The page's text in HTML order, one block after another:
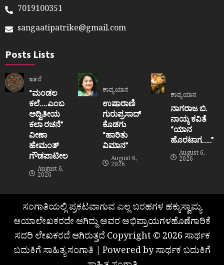
7019100351
sangaatipatrike@gmail.com
Posts Lists
ಇತರೆ
“ಮಂಡಲ
ಕಲೆ….ಎಂಬ
ಅದ್ವಿತೀಯ
ಕಲಾ ರಚನೆ”‌
ವೀಣಾ
ಹೇಮಂತ್‌
ಗೌಡಪಾಟೀಲ
August 6,
2026
ಕಾವ್ಯಯಾನ
ಉಷಾರಾಣಿ
ಗುರುಪ್ರಸಾದ್
ಕೊಡಗು
“ಹಾರಿತು
ವಿಮಾನ”
August 6,
2026
ಕಾವ್ಯಯಾನ
ನಾಗರಾಜ ಬಿ.
ನಾಯ್ಕ ಕವಿತೆ
“ಯಾನ
ಹೊರಟಾಗ…..”
August 6,
2026
ಸಂಗಾತಿಯಲ್ಲಿ ಪ್ರಕಟವಾಗುವ ಎಲ್ಲ ಬರಹಗಳ ಹಕ್ಕುಸ್ವಾಮ್ಯ
ಆಯಾಲೇಖಕರದೇ ಆಗಿದ್ದು ಅವರ ಅಭಿಪ್ರಾಯಗಳಹೊಣೆಗಾರಿಕೆ
ಸದರಿ ಲೇಖಕರದೆ ಆಗಿರುತ್ತದೆ Copyright © 2026 ಸಾರ್ಥಕ
ಬದುಕಿಗೆ ಸಾಹಿತ್ಯ ಸಂಗಾತಿ | Powered by ಸಾರ್ಥಕ ಬದುಕಿಗೆ